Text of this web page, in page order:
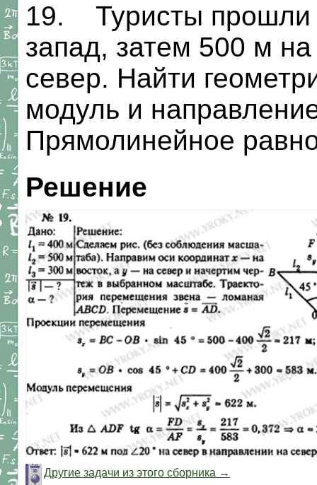
19. Туристы прошли
запад, затем 500 м
север. Найти
модуль и
Прямолинейное
Решение
Другие задачи из этого сборника →